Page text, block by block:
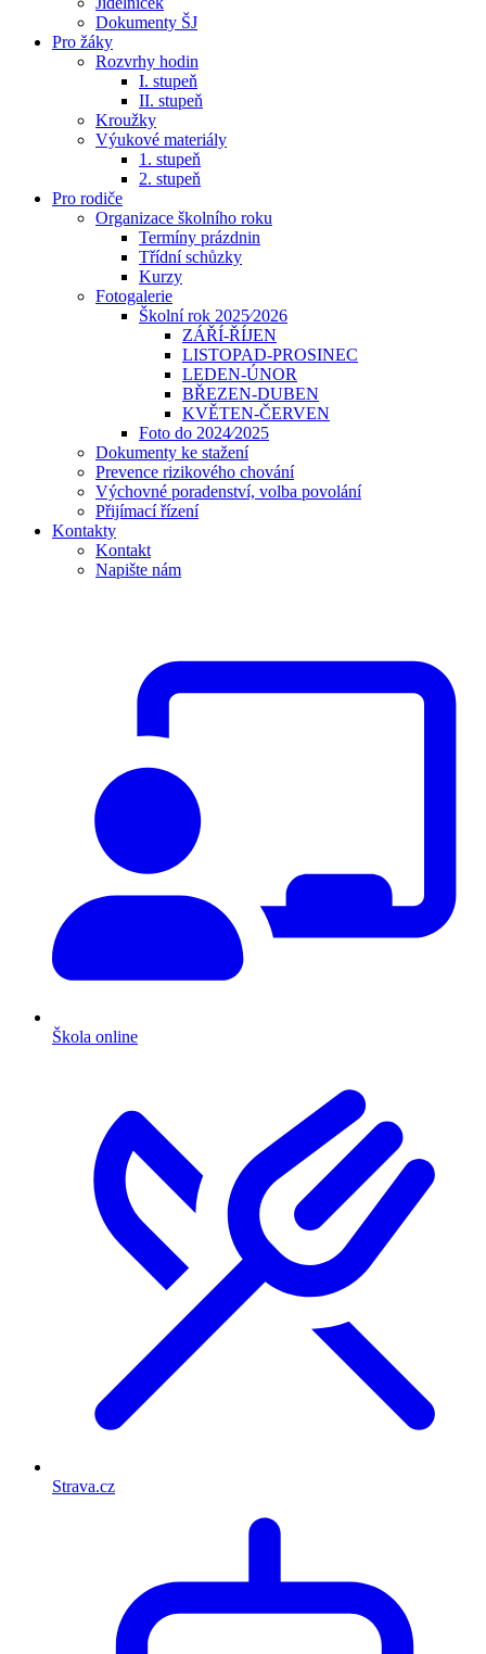
Dokumenty ŠJ
Pro žáky
Rozvrhy hodin
I. stupeň
II. stupeň
Kroužky
Výukové materiály
1. stupeň
2. stupeň
Pro rodiče
Organizace školního roku
Termíny prázdnin
Třídní schůzky
Kurzy
Fotogalerie
Školní rok 2025⁄2026
ZÁŘÍ-ŘÍJEN
LISTOPAD-PROSINEC
LEDEN-ÚNOR
BŘEZEN-DUBEN
KVĚTEN-ČERVEN
Foto do 2024⁄2025
Dokumenty ke stažení
Prevence rizikového chování
Výchovné poradenství, volba povolání
Přijímací řízení
Kontakty
Kontakt
Napište nám
Škola online
Strava.cz